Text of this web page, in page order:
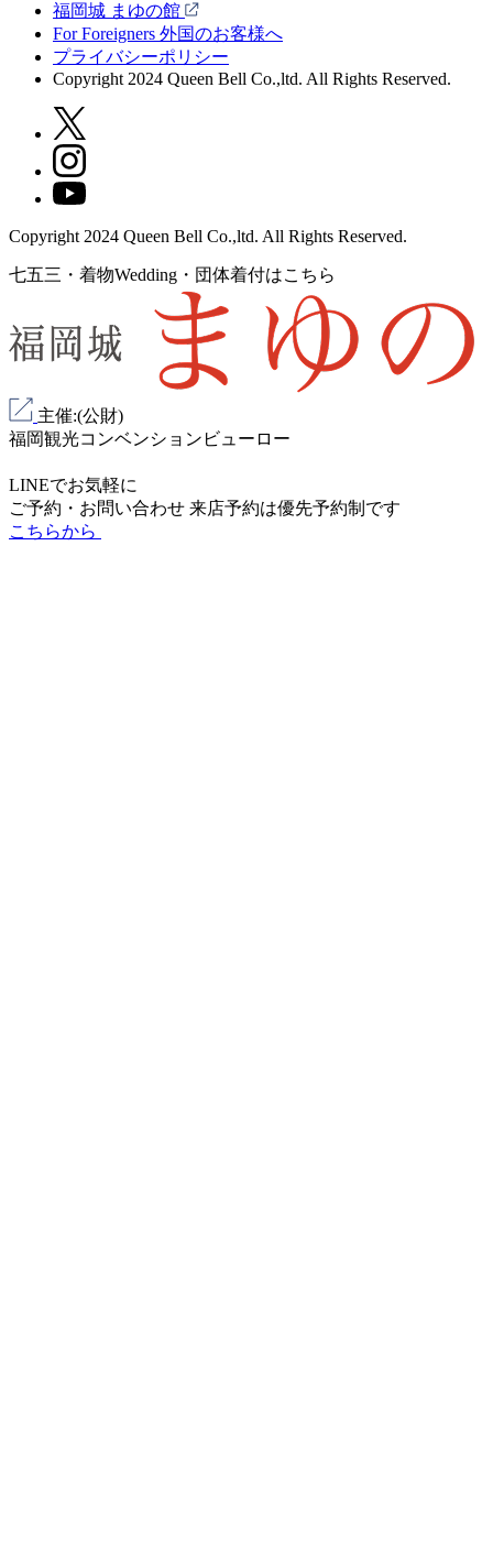
福岡城 まゆの館
For Foreigners 外国のお客様へ
プライバシーポリシー
Copyright 2024 Queen Bell Co.,ltd. All Rights Reserved.
Copyright 2024 Queen Bell Co.,ltd. All Rights Reserved.
七五三・着物Wedding・団体着付はこちら
主催:(公財)
福岡観光コンベンションビューロー
LINEでお気軽に
ご予約・お問い合わせ 来店予約は優先予約制 です
こちらから